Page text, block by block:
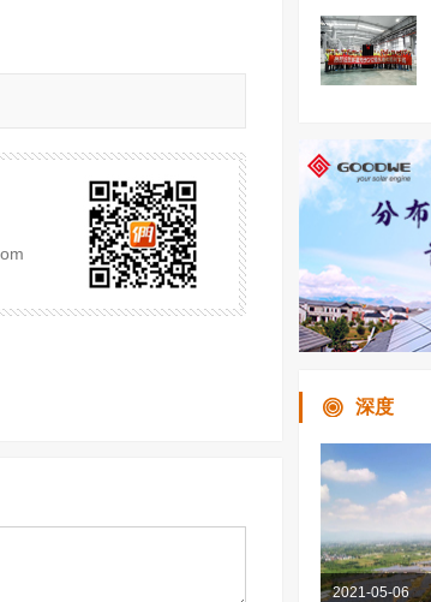
深度
2021-05-06